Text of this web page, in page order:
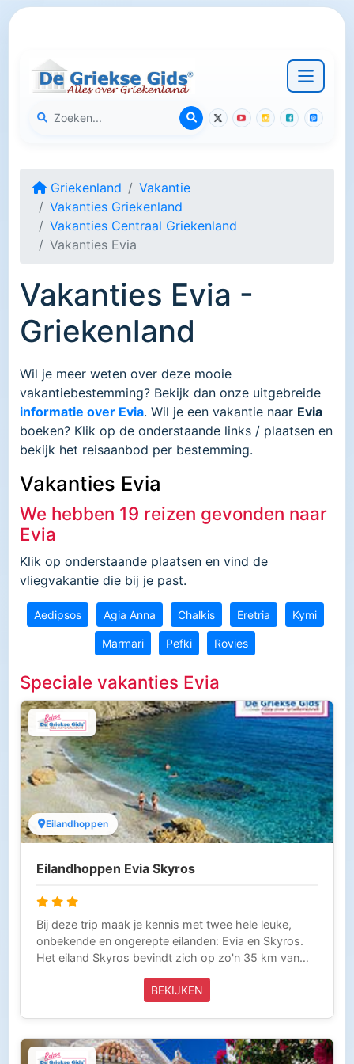
Griekenland
Vakantie
Vakanties Griekenland
Vakanties Centraal Griekenland
Vakanties Evia
Vakanties Evia -
Griekenland
Wil je meer weten over deze mooie
vakantiebestemming? Bekijk dan onze uitgebreide
informatie over Evia. Wil je een vakantie naar Evia
boeken? Klik op de onderstaande links / plaatsen en
bekijk het reisaanbod per bestemming.
Vakanties Evia
We hebben 19 reizen gevonden naar
Evia
Klik op onderstaande plaatsen en vind de
vliegvakantie die bij je past.
Aedipsos Agia Anna Chalkis Eretria Kymi
Marmari Pefki Rovies
Speciale vakanties Evia
Eilandhoppen
Eilandhoppen Evia Skyros
Bij deze trip maak je kennis met twee hele leuke,
onbekende en ongerepte eilanden: Evia en Skyros.
Het eiland Skyros bevindt zich op zo'n 35 km van
Sporadengroep en staat bekend om haar prachtige
Griekenland (na Kreta) en heeft zeer veel te bieden,
zoals mooie traditionele dorpen en stranden,
BEKIJKEN